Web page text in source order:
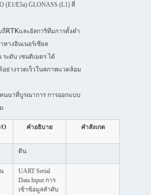
(E1/E5a) GLONASS (L1) สี่
ถี่RTKและอัลการิทึมการตั้งตํา
ทางอินเนอร์เซียล
ระดับ เซนติเมตร ได้
ย่างรวดเร็วในสภาพแวดล้อม
นนาที่บูรณาการ การออกแบบ
คําอธิบาย คําสังเกต
ดิน
UART Serial
Data Input การ
เข้าข้อมูลลําดับ